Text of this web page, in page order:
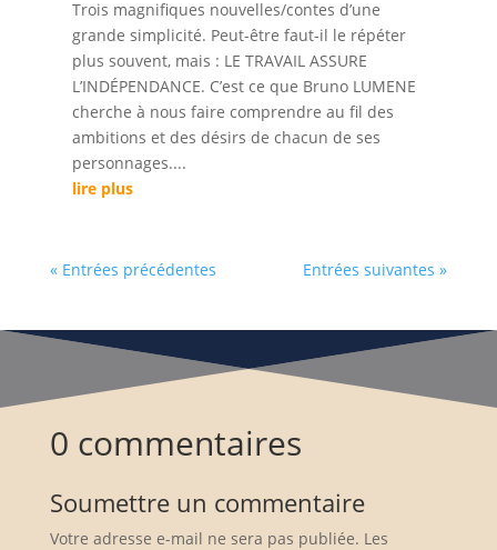
Trois magnifiques nouvelles/contes d’une
grande simplicité. Peut-être faut-il le répéter
plus souvent, mais : LE TRAVAIL ASSURE
L’INDÉPENDANCE. C’est ce que Bruno LUMENE
cherche à nous faire comprendre au fil des
ambitions et des désirs de chacun de ses
personnages....
lire plus
« Entrées précédentes Entrées suivantes »
0 commentaires
Soumettre un commentaire
Votre adresse e-mail ne sera pas publiée. Les